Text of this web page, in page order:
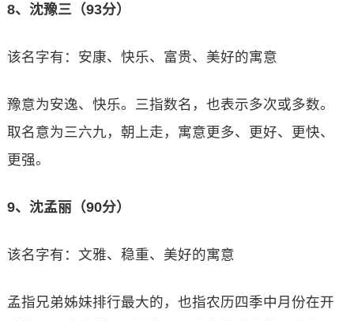
8、沈豫三（93分）
该名字有：安康、快乐、富贵、美好的寓意
豫意为安逸、快乐。三指数名，也表示多次或多数。
取名意为三六九，朝上走，寓意更多、更好、更快、
更强。
9、沈孟丽（90分）
该名字有：文雅、稳重、美好的寓意
孟指兄弟姊妹排行最大的，也指农历四季中月份在开